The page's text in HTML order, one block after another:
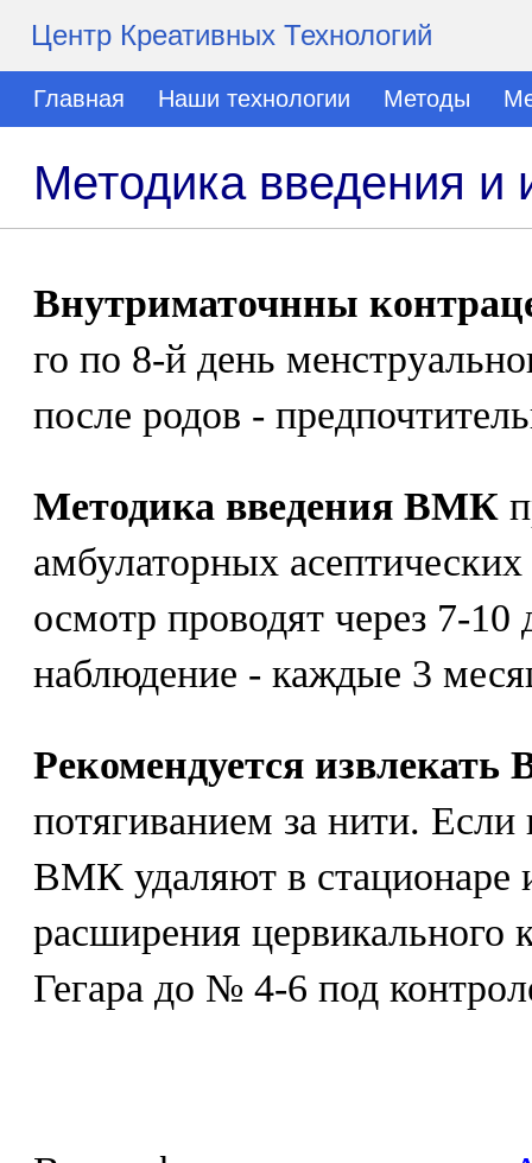
Центр Креативных Технологий
Главная Наши технологии Методы
Методика введения и
Внутриматочнны
го по 8-й день
после родов -
Методика введения ВМК
амбулаторных
осмотр проводят через 7-10
наблюдение - каждые 3
Рекомендуется
потягиванием за нити.
ВМК удаляют в стационаре
расширения цервикального
Гегара до № 4-6 под